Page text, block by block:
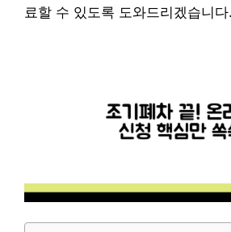
료할 수 있도록 도와드리겠습니다.